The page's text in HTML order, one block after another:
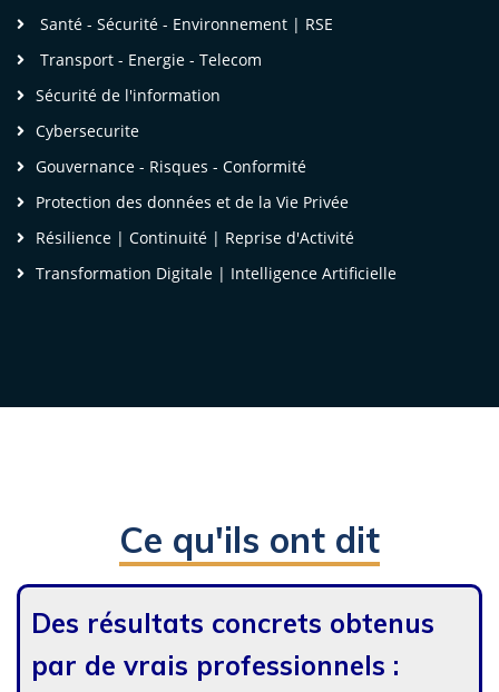
Santé - Sécurité - Environnement | RSE
Transport - Energie - Telecom
Sécurité de l'information
Cybersecurite
Gouvernance - Risques - Conformité
Protection des données et de la Vie Privée
Résilience | Continuité | Reprise d'Activité
Transformation Digitale | Intelligence Artificielle
Ce qu'ils ont dit
Des résultats concrets obtenus
par de vrais professionnels :